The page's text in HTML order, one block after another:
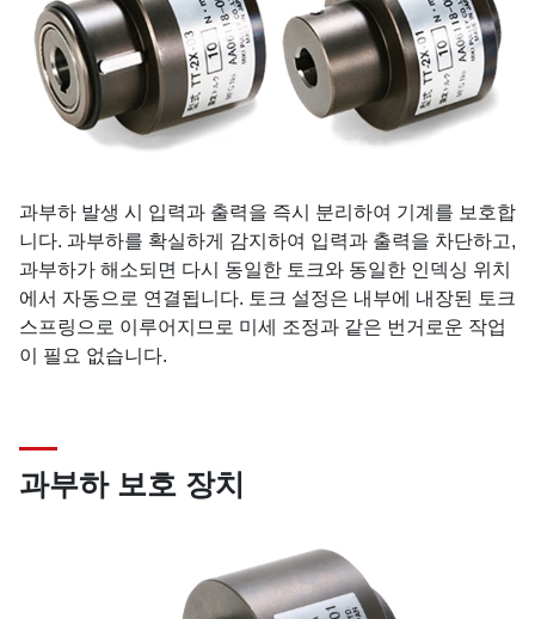
과부하 발생 시 입력과 출력을 즉시 분리하여 기계를 보호합
니다. 과부하를 확실하게 감지하여 입력과 출력을 차단하고,
과부하가 해소되면 다시 동일한 토크와 동일한 인덱싱 위치
에서 자동으로 연결됩니다. 토크 설정은 내부에 내장된 토크
스프링으로 이루어지므로 미세 조정과 같은 번거로운 작업
이 필요 없습니다.
과부하 보호 장치